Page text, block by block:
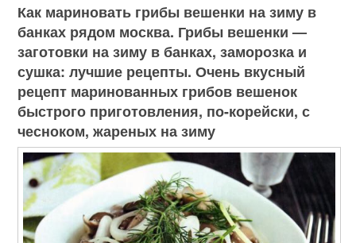
Как мариновать грибы вешенки на зиму в
банках рядом москва. Грибы вешенки —
заготовки на зиму в банках, заморозка и
сушка: лучшие рецепты. Очень вкусный
рецепт маринованных грибов вешенок
быстрого приготовления, по-корейски, с
чесноком, жареных на зиму